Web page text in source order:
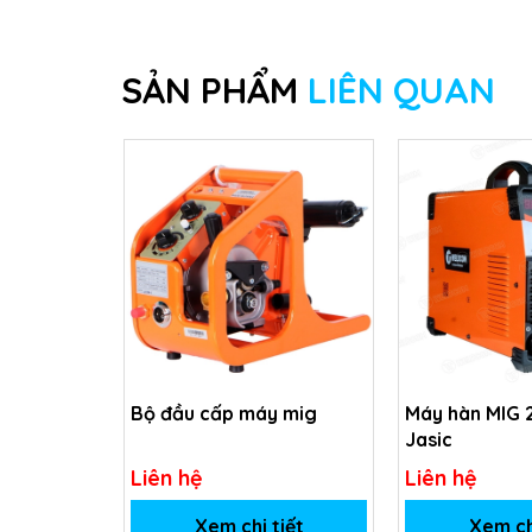
SẢN PHẨM LIÊN QUAN
Bộ đầu cấp máy mig
Liên hệ
Xem chi tiết
Máy hàn MIG
Jasic
Liên hệ
Xem